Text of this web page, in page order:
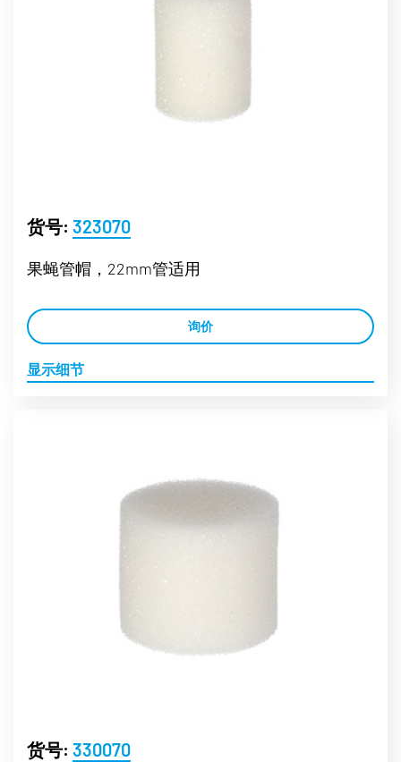
货号: 323070
果蝇管帽，22mm管适用
询价
显示细节
货号: 330070